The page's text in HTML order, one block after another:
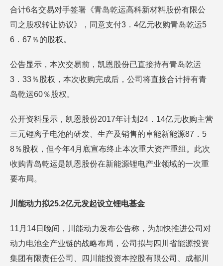
合计6名交易对手签署《青岛乾运高科新材料股份有限公
司之股权转让协议》，同意支付3．4亿元收购青岛乾运5
6．67％的股权。
公告显示，本次交易前，凯恩股份已直接持有青岛乾运
3．33％股权，本次收购完成后，公司将直接合计持有青
岛乾运60％股权。
公开资料显示，凯恩股份2017年计划24．14亿元收购主营
三元锂离子电池的研发、生产及销售的卓能新能源87．5
8％股权，但今年4月底宣布终止本次重大资产重组。此次
收购青岛乾运是凯恩股份在新能源锂电产业领域的一次重
要布局。
川能动力拟25.2亿元发起设立锂电基金
11月14日晚间，川能动力发布公告称，为加快推进公司对
动力电池全产业链的战略布局，公司拟与四川省能源投资
集团有限责任公司、四川能投资本控股有限公司、成都川